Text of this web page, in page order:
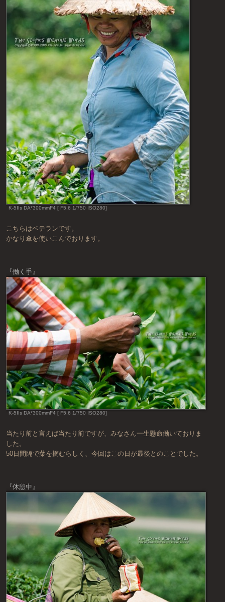
K-5IIs DA*300mmF4 [ F5.6 1/750 ISO280]
こちらはベテランです。
かなり傘を使いこんでおります。
『働く手』
K-5IIs DA*300mmF4 [ F5.6 1/750 ISO280]
当たり前と言えば当たり前ですが、みなさん一生懸命働いておりま
した。
50日間隔で葉を摘むらしく、今回はこの日が最後とのことでした。
『休憩中』